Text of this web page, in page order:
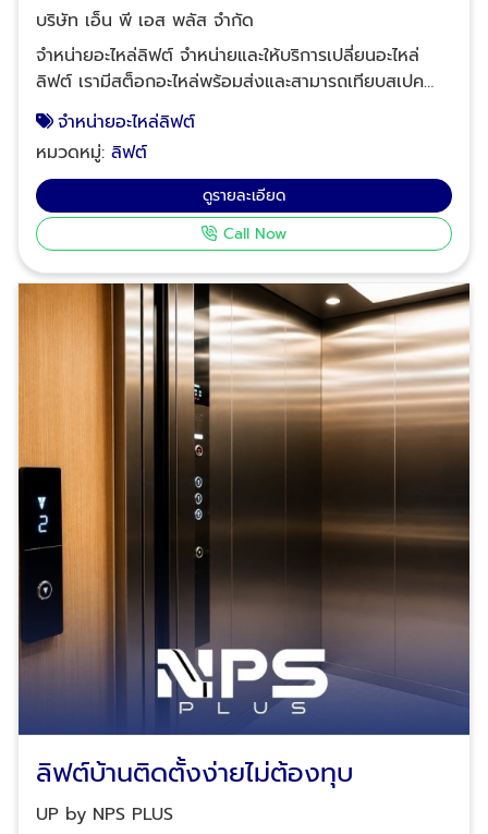
บริษัท เอ็น พี เอส พลัส จำกัด
จำหน่ายอะไหล่ลิฟต์ จำหน่ายและให้บริการเปลี่ยนอะไหล่
ลิฟต์ เรามีสต็อกอะไหล่พร้อมส่งและสามารถเทียบสเปค
(Cross-Reference) สำหรับลิฟต์ทุกประเภท ไม่ว่าจะเป็น
ลิฟต์โดยสาร (Passenger Lift), ลิฟต์กระจก, ลิฟต์ขน
ของ, ลิฟต์เตียงในโรงพยาบาล, ลิฟต์ส่งอาหาร
(Dumbwaiter) ไปจนถึงลิฟต์ระบบห้องเครื่อง (Machine
Room) และลิฟต์ไร้ห้องเครื่อง (MRL) ขายส่ง-ขายปลีก
อะไหล่ลิฟต์ สลิงลิฟต์ Main Rope สลิงลิฟต์ Governor
บริษัท เอ็น พี เอส พลัส จำกัด เลขทะเบียนนิติบุคคล
0105550016132 หากคุณลูกค้าต้องการอะไหล่ลิฟต์นอก
เหนือจากที่กล่าวข้างต้น เราสามารถจัดหาได้ครับ Tel.: 02-
964-8125, 088-628-9290, 083-837-8454, 095-
952-7523 Line ID: @npsplus
จำหน่ายอะไหล่ลิฟต์
หมวดหมู่:ลิฟต์
ดูรายละเอียด
Call Now
ลิฟต์บ้านติดตั้งง่ายไม่ต้องทุบ
UP by NPS PLUS